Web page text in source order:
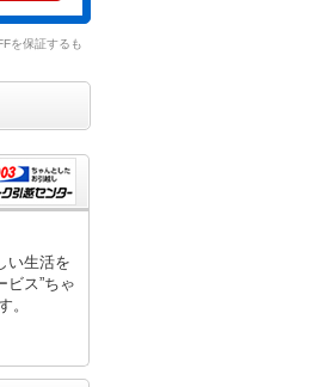
を保証するも
い生活を
ビス”ちゃ
。